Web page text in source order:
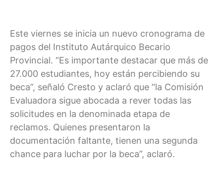
Este viernes se inicia un nuevo cronograma de
pagos del Instituto Autárquico Becario
Provincial. “Es importante destacar que más de
27.000 estudiantes, hoy están percibiendo su
beca”, señaló Cresto y aclaró que “la Comisión
Evaluadora sigue abocada a rever todas las
solicitudes en la denominada etapa de
reclamos. Quienes presentaron la
documentación faltante, tienen una segunda
chance para luchar por la beca”, aclaró.